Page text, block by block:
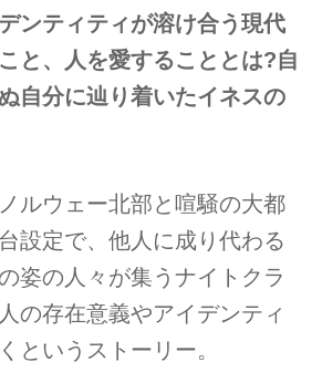
ンティティが溶け合う現代
と、人を愛することとは?自
自分に辿り着いたイネスの
ルウェー北部と喧騒の大都
設定で、他人に成り代わる
姿の人々が集うナイトクラ
の存在意義やアイデンティ
というストーリー。